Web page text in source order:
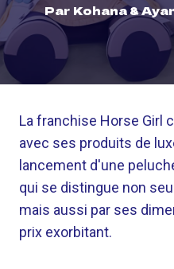
Par Kohana &
La franchise Horse Girl
avec ses produits de
lancement d'une
qui se distingue non
mais aussi par ses
prix exorbitant.